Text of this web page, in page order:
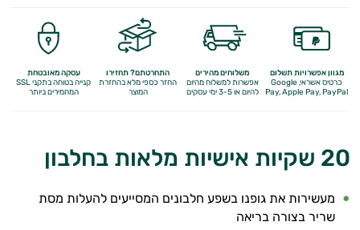
לספורטאים
ביצועים
חלבון
גיינר
מגוון אפשרויות תשלום
כרטיס אשראי, Google
Pay,Apple Pay, PayPal
משלוחים מהירים
אפשרות למשלוח מהיום
להיום או 3-5 ימי עסקים
התחרטתם? תחזירו
החזר כספי מלאבהחזרת
המוצר
עסקה מאובטחת
קנייה בטוחה בתקני SSL
המחמירים ביותר
20 שקיות אישיות מלאות בחלבון
מעשירות את גופנו בשפע חלבונים המסייעים להעלות מסת
שריר בצורה בריאה